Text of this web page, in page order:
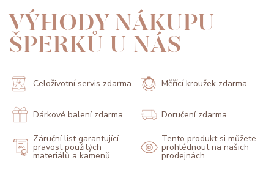
VÝHODY NÁKUPU
ŠPERKŮ U NÁS
Celoživotní servis zdarma Měřící kroužek zdarma
Dárkové balení zdarma Doručení zdarma
Záruční list garantující
pravost použitých
materiálů a kamenů
Tento produkt si můžete
prohlédnout na našich
prodejnách.